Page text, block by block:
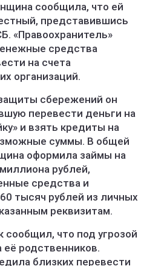
сообщила, что ей
представившись
«Правоохранитель»
средства
на счета
организаций.
сбережений он
перевести деньги на
и взять кредиты на
суммы. В общей
оформила займы на
рублей,
средства и
тысяч рублей из личных
реквизитам.
что под угрозой
её родственников.
близких перевести